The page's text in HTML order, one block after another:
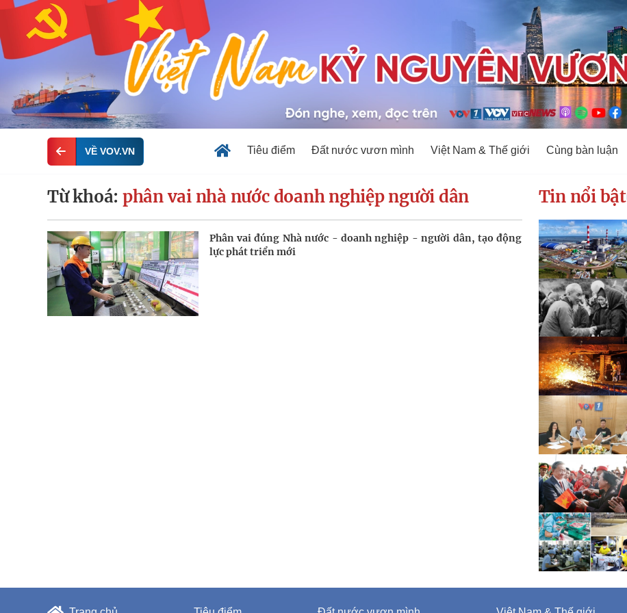
VỀ VOV.VN Tiêu điểm Đất nước vươn mình Việt Nam & Thế giới Cùng bàn luận
Từ khoá: phân vai nhà nước doanh nghiệp người dân
Phân vai đúng Nhà nước - doanh nghiệp - người dân, tạo động
lực phát triển mới
Tin nổi bật